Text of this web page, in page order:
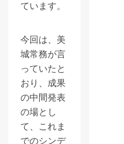
ています。
今回は、美
城常務が言
っていたと
おり、成果
の中間発表
の場とし
て、これま
でのシンデ